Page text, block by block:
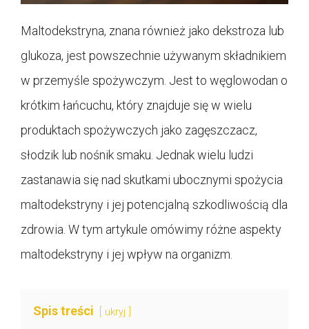
Maltodekstryna, znana również jako dekstroza lub
glukoza, jest powszechnie używanym składnikiem
w przemyśle spożywczym. Jest to węglowodan o
krótkim łańcuchu, który znajduje się w wielu
produktach spożywczych jako zagęszczacz,
słodzik lub nośnik smaku. Jednak wielu ludzi
zastanawia się nad skutkami ubocznymi spożycia
maltodekstryny i jej potencjalną szkodliwością dla
zdrowia. W tym artykule omówimy różne aspekty
maltodekstryny i jej wpływ na organizm.
Spis treści ukryj